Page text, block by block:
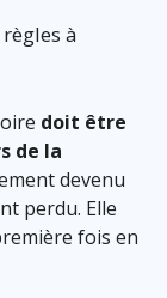
à
doit être
de la
devenu
perdu. Elle
fois en